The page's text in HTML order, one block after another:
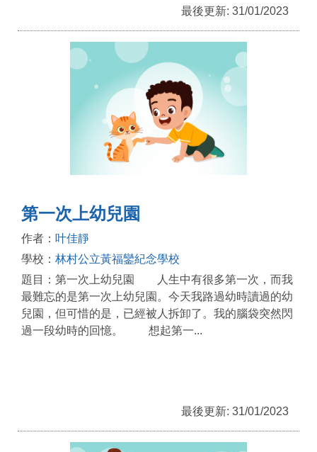
最後更新: 31/01/2023
第一次上幼兒園
作者： 叶佳靜
學校： 林村公立黃福鑾紀念學校
題目：第一次上幼兒園 人生中有很多第一次，而我
最難忘的是第一次上幼兒園。今天我路過幼時讀過的幼
兒園，但可惜的是，已經被人拆卸了。我的腦袋突然閃
過一段幼時的回憶。 想起第一...
最後更新: 31/01/2023